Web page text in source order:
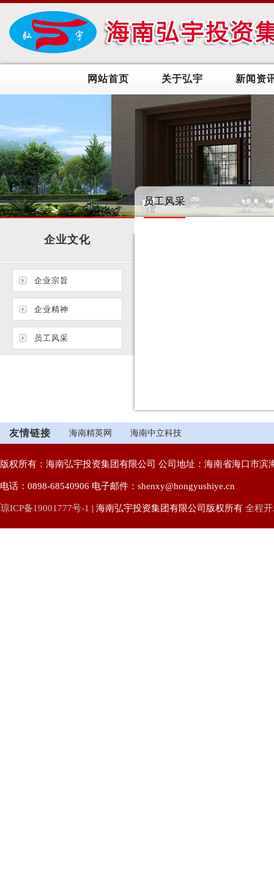
网站首页 关于弘宇 新闻资
员工风采
企业文化
企业宗旨
企业精神
员工风采
友情链接 海南精英网 海南中立科技
版权所有：海南弘宇投资集团有限公司 公司地址：海南省海口市滨
电话：0898-68540906 电子邮件：shenxy@hongyushiye.cn
琼ICP备19001777号-1 | 海南弘宇投资集团有限公司版权所有 全程